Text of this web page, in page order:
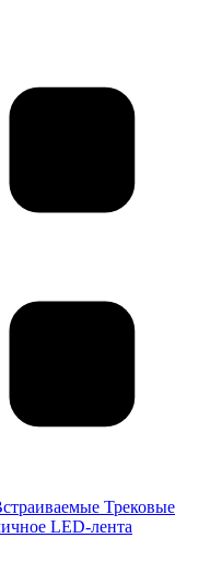
Трековые
LED-лента